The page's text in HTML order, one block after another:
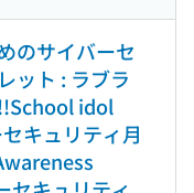
のサイバーセ
ット : ラブラ
idol
キュリティ月